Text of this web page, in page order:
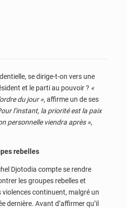
se dirige-t-on vers une
et le parti au pouvoir ? «
du jour », affirme un de ses
l’instant, la priorité est la paix
personnelle viendra après »,
rebelles
Djotodia compte se rendre
les groupes rebelles et
continuent, malgré un
dernière. Avant d’affirmer qu’il